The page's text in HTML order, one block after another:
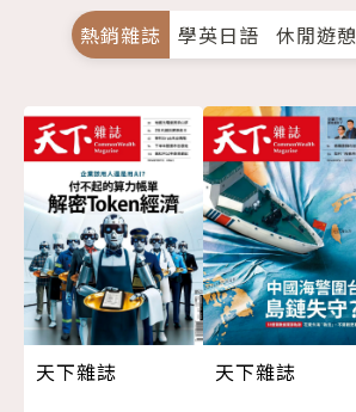
熱銷雜誌 學英日語 休閒遊憩
天下雜誌
天下雜誌